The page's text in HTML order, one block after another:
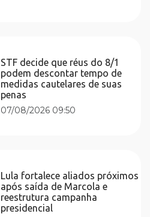
STF decide que réus do 8/1
podem descontar tempo de
medidas cautelares de suas
penas
07/08/2026 09:50
Lula fortalece aliados próximos
após saída de Marcola e
reestrutura campanha
presidencial